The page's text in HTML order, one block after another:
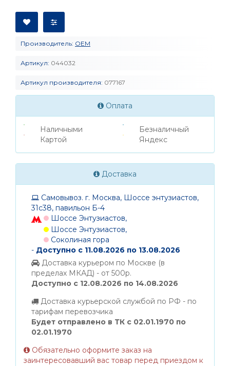
Производитель: OEM
Артикул: 044032
Артикул производителя: 077167
Оплата
Наличными
Картой
Безналичный
Яндекс
Доставка
Самовывоз. г. Москва, Шоссе энтузиастов,
31с38, павильон Б-4
Шоссе Энтузиастов,
Шоссе Энтузиастов,
Соколиная гора
- Доступно с 11.08.2026 по 13.08.2026
Доставка курьером по Москве (в
пределах МКАД) - от 500р.
Доступно с 12.08.2026 по 14.08.2026
Доставка курьерской службой по РФ - по
тарифам перевозчика
Будет отправлено в ТК с 02.01.1970 по
02.01.1970
Обязательно оформите заказ на
заинтересовавший вас товар перед приездом к